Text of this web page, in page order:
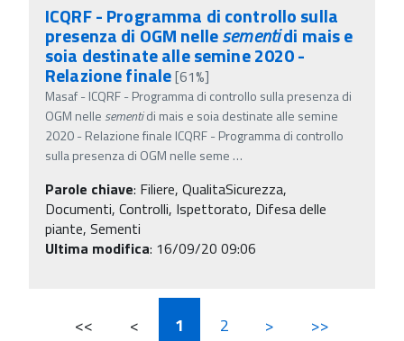
ICQRF - Programma di controllo sulla
presenza di OGM nellesementidi mais e
soia destinate alle semine 2020 -
Relazione finale[61%]
Masaf - ICQRF - Programma di controllo sulla presenza di
OGM nelle sementidi mais e soia destinate alle semine
2020 - Relazione finale ICQRF - Programma di controllo
sulla presenza di OGM nelle seme …
Parole chiave: Filiere, QualitaSicurezza,
Documenti, Controlli, Ispettorato, Difesa delle
piante, Sementi
Ultima modifica: 16/09/20 09:06
<< < 1 2 > >>